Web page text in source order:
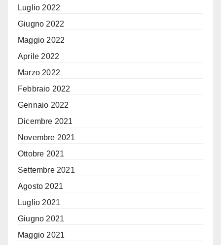
Luglio 2022
Giugno 2022
Maggio 2022
Aprile 2022
Marzo 2022
Febbraio 2022
Gennaio 2022
Dicembre 2021
Novembre 2021
Ottobre 2021
Settembre 2021
Agosto 2021
Luglio 2021
Giugno 2021
Maggio 2021